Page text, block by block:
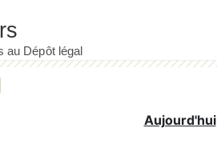
Aujourd'hui